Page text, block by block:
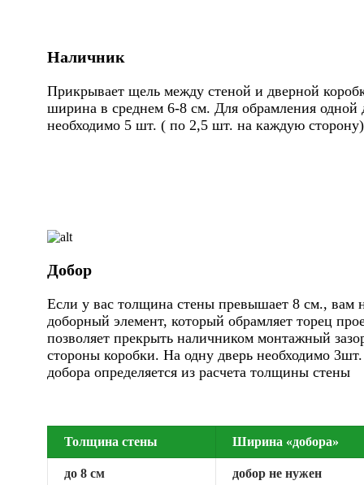
Наличник
Прикрывает щель между стеной и дверной
ширина в среднем 6-8 см. Для обрамления одной
необходимо 5 шт. ( по 2,5 шт. на каждую сторону)
Добор
Если у вас толщина стены превышает 8 см., вам
доборный элемент, который обрамляет торец
позволяет прекрыть наличником монтажный
стороны коробки. На одну дверь необходимо
добора определяется из расчета толщины стены
Толщина стены Ширина «добора»
до 8 см добор не нужен